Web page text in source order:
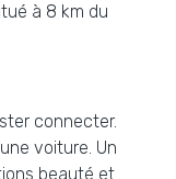
à 8 km du
connecter.
voiture. Un
beauté et